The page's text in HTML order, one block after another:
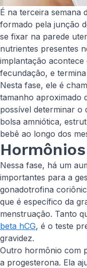
É na terceira semana
formado pela junção
se fixar na parede
nutrientes presentes
implantação acontece
fecundação, e
Nesta fase, ele é
tamanho aproximado
possível determinar o
bolsa amniótica,
bebê ao longo dos
Nessa fase, há um
importantes para a
gonadotrofina
que é específico da
menstruação. Tanto
beta hCG, é o teste
gravidez.
Outro hormônio com
a progesterona. Ela